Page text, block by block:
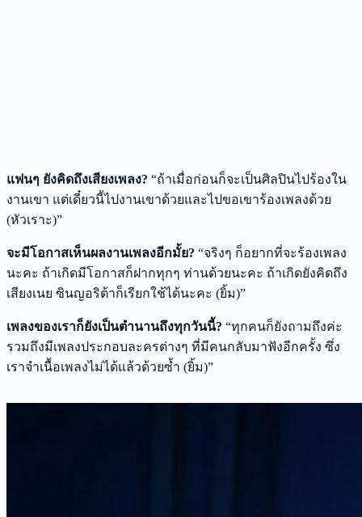
แฟนๆ ยังคิดถึงเสียงเพลง? “ถ้าเมื่อก่อนก็จะเป็นศิลปินไปร้องใน
งานเขา แต่เดี๋ยวนี้ไปงานเขาด้วยและไปขอเขาร้องเพลงด้วย
(หัวเราะ)”
จะมีโอกาสเห็นผลงานเพลงอีกมั้ย? “จริงๆ ก็อยากที่จะร้องเพลง
นะคะ ถ้าเกิดมีโอกาสก็ฝากทุกๆ ท่านด้วยนะคะ ถ้าเกิดยังคิดถึง
เสียงเนย ซินญอริต้าก็เรียกใช้ได้นะคะ (ยิ้ม)”
เพลงของเราก็ยังเป็นตำนานถึงทุกวันนี้? “ทุกคนก็ยังถามถึงค่ะ
รวมถึงมีเพลงประกอบละครต่างๆ ที่มีคนกลับมาฟังอีกครั้ง ซึ่ง
เราจำเนื้อเพลงไม่ได้แล้วด้วยซ้ำ (ยิ้ม)”